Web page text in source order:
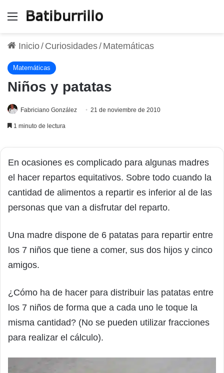
Menú
Inicio/ Curiosidades/ Matemáticas
Matemáticas
Niños y patatas
Fabriciano González 21 de noviembre de 2010
1 minuto de lectura
En ocasiones es complicado para algunas madres
el hacer repartos equitativos. Sobre todo cuando la
cantidad de alimentos a repartir es inferior al de las
personas que van a disfrutar del reparto.
Una madre dispone de 6 patatas para repartir entre
los 7 niños que tiene a comer, sus dos hijos y cinco
amigos.
¿Cómo ha de hacer para distribuir las patatas entre
los 7 niños de forma que a cada uno le toque la
misma cantidad? (No se pueden utilizar fracciones
para realizar el cálculo).